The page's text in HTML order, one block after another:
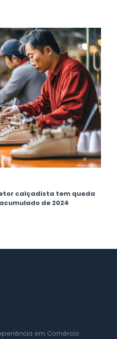
calçadista tem queda
de 2024
em Comércio